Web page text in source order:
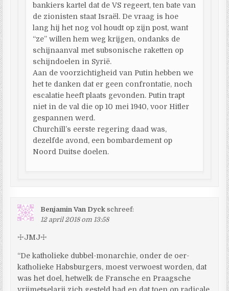
bankiers kartel dat de VS regeert, ten bate van
de zionisten staat Israël. De vraag is hoe
lang hij het nog vol houdt op zijn post, want
“ze” willen hem weg krijgen, ondanks de
schijnaanval met subsonische raketten op
schijndoelen in Syrië.
Aan de voorzichtigheid van Putin hebben we
het te danken dat er geen confrontatie, noch
escalatie heeft plaats gevonden. Putin trapt
niet in de val die op 10 mei 1940, voor Hitler
gespannen werd.
Churchill’s eerste regering daad was,
dezelfde avond, een bombardement op
Noord Duitse doelen.
Benjamin Van Dyck schreef:
12 april 2018 om 13:58
☩JMJ☩
“De katholieke dubbel-monarchie, onder de oer-
katholieke Habsburgers, moest verwoest worden, dat
was het doel, hetwelk de Fransche en Praagsche